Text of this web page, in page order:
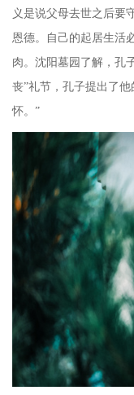
义是说父母去世之后要
恩德。自己的起居生活
肉。沈阳墓园了解， 孔
丧”礼节，孔子提出了
怀。”